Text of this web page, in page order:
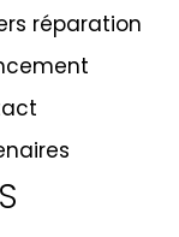
réparation